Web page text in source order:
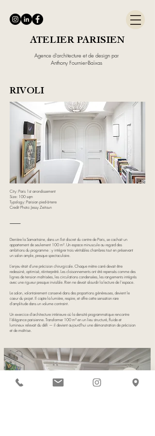
ATELIER PARISIEN
Agence d'architecture et de design par
Anthony Fournier-Baïxas
RIVOLI
City: Paris 1st arrondissement
Size: 100 sqm
Typology: Parisian pied-à-terre
Credit Photo: Jessy Zeitoun
⸻
Derrière la Samaritaine, dans un îlot discret du centre de Paris, se cachait un
appartement de seulement 100 m². Un espace minuscule au regard des
ambitions du programme : y intégrer trois véritables chambres tout en préservant
un salon ample, presque spectaculaire.
L’enjeu était d’une précision chirurgicale. Chaque mètre carré devait être
redessiné, optimisé, réinterprété. Les cloisonnements ont été repensés comme des
lignes de tension maîtrisées, les circulations condensées, les rangements intégrés
avec une rigueur presque invisible. Rien ne devait alourdir la lecture de l’espace.
Le salon, volontairement conservé dans des proportions généreuses, devient le
cœur du projet. Il capte la lumière, respire, et offre cette sensation rare
d’amplitude dans un volume contraint.
Un exercice d’architecture intérieure où la densité programmatique rencontre
l’élégance parisienne. Transformer 100 m² en un lieu structuré, fluide et
lumineux relevait du défi — il devient aujourd’hui une démonstration de précision
et de maîtrise.